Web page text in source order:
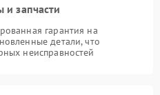
и запчасти
гарантия на
детали, что
неисправностей